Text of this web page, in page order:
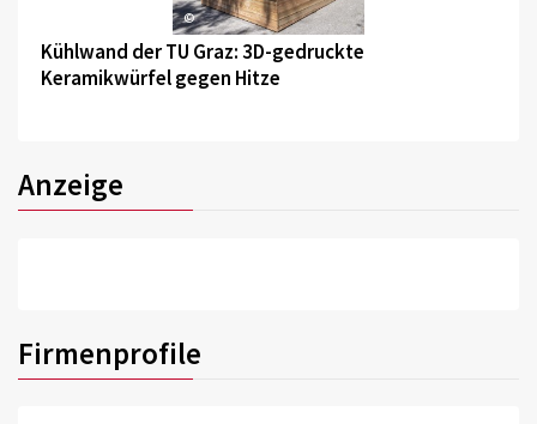
©
Kühlwand der TU Graz: 3D-gedruckte
Keramikwürfel gegen Hitze
Anzeige
Firmenprofile